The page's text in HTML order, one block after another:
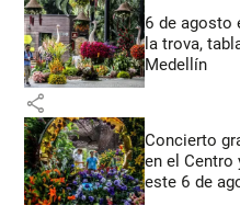
6 de agosto
la trova,
Medellín
share
Concierto
en el Centro
este 6 de